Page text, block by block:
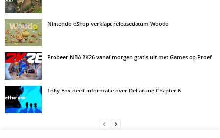
Nintendo eShop verklapt releasedatum Woodo
Probeer NBA 2K26 vanaf morgen gratis uit met Games op Proef
Toby Fox deelt informatie over Deltarune Chapter 6